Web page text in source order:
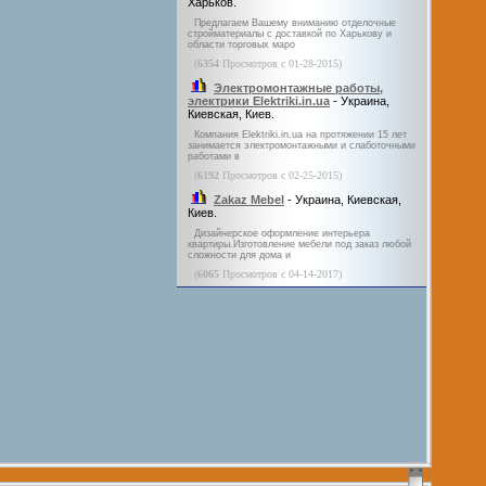
Предлагаем Вашему вниманию отделочные
стройматериалы с доставкой по Харькову и
области торговых маро
(6354 Просмотров с 01-28-2015)
Электромонтажные работы,
электрики Elektriki.in.ua - Украина,
Киевская, Киев.
Компания Elektriki.in.ua на протяжении 15 лет
занимается электромонтажными и слаботочными
работами в
(6192 Просмотров с 02-25-2015)
Zakaz Mebel - Украина, Киевская,
Киев.
Дизайнерское оформление интерьера
квартиры.Изготовление мебели под заказ любой
сложности для дома и
(6065 Просмотров с 04-14-2017)